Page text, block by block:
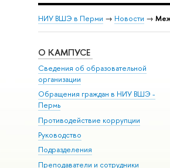
НИУ ВШЭ в Перми → Новости →
О КАМПУСЕ
Сведения об образовательной
организации
Обращения граждан в НИУ ВШЭ -
Пермь
Противодействие коррупции
Руководство
Подразделения
Преподаватели и сотрудники